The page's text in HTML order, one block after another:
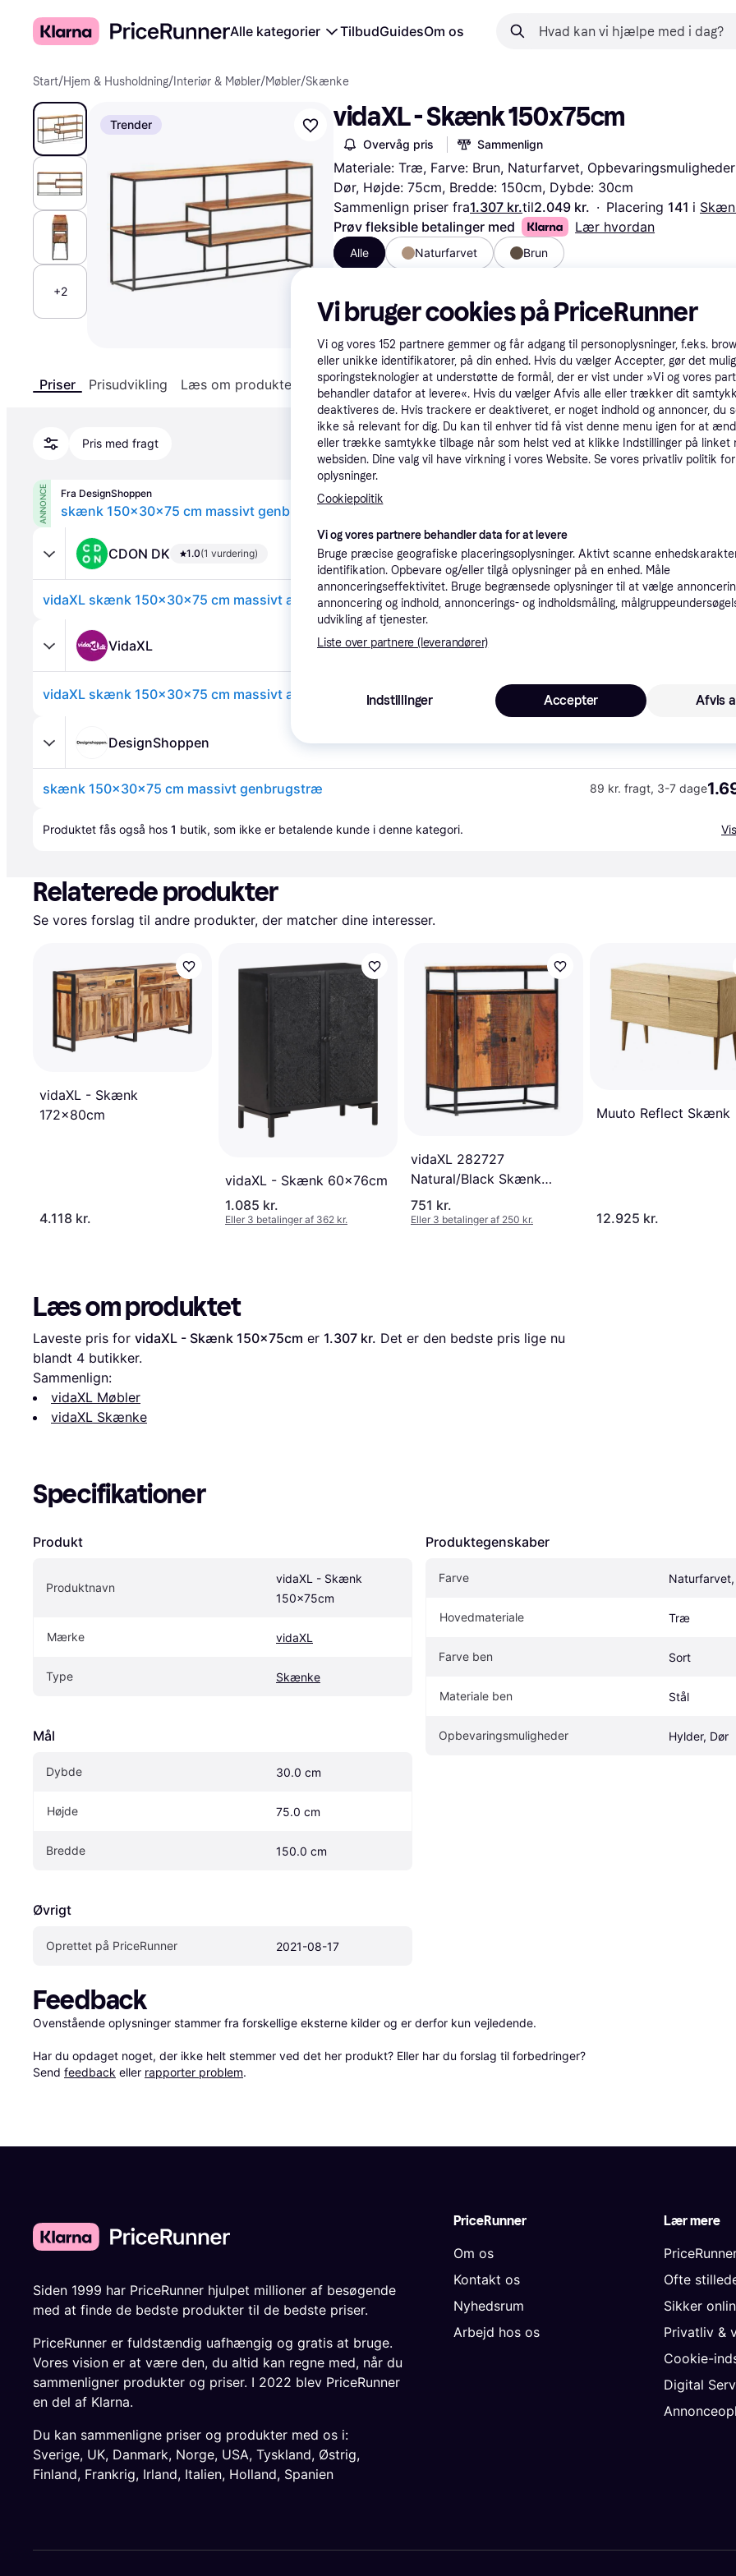
Alle kategorier TilbudGuidesOm os
Start/Hjem & Husholdning/ Interiør & Møbler/Møbler/Skænke
Trender
+2
vidaXL - Skænk 150x75cm
Overvåg pris Sammenlign
Materiale: Træ, Farve: Brun, Naturfarvet,
Dør, Højde: 75cm, Bredde: 150cm, Dybde: 30cm
Sammenlign priser fra1.307 kr.til2.049 kr. · Placering 141 i
Prøv fleksible betalinger med
Lær hvordan
Alle Naturfarvet Brun
Priser Prisudvikling Læs om produktet Specifikationer
Pris med fragt
ANNONCE Fra DesignShoppen
skænk 150x30x75 cm massivt genbrugstræ
CDON DK 1.0(1 vurdering)
vidaXL skænk 150x30x75 cm massivt akacietræ Laveste pris·Fri fragt
VidaXL
vidaXL skænk 150x30x75 cm massivt akacietræ Fri fragt 4 dage
Eller
DesignShoppen
skænk 150x30x75 cm massivt genbrugstræ 89 kr. fragt, 3-7 dage
Produktet fås også hos 1 butik, som ikke er betalende kunde i denne kategori.
Relaterede produkter
Se vores forslag til andre produkter, der matcher dine interesser.
vidaXL - Skænk
172x80cm
4.118 kr.
vidaXL - Skænk 60x76cm
1.085 kr.
Eller 3 betalinger af 362 kr.
vidaXL 282727
Natural/Black Skænk
60x76cm
751 kr.
Eller 3 betalinger af 250 kr.
Muuto Reflect Skænk
12.925 kr.
Læs om produktet
Laveste pris for vidaXL - Skænk 150x75cm er 1.307 kr. Det er den bedste pris lige nu
blandt 4 butikker.
Sammenlign:
vidaXL Møbler
vidaXL Skænke
Specifikationer
Produkt
Produktnavn
vidaXL - Skænk
150x75cm
Mærke vidaXL
Type Skænke
Mål
Dybde 30.0 cm
Højde 75.0 cm
Bredde 150.0 cm
Øvrigt
Oprettet på PriceRunner 2021-08-17
Produktegenskaber
Farve Naturfarvet,
Hovedmateriale Træ
Farve ben Sort
Materiale ben Stål
Opbevaringsmuligheder Hylder, Dør
Feedback
Ovenstående oplysninger stammer fra forskellige eksterne kilder og er derfor kun vejledende.
Har du opdaget noget, der ikke helt stemmer ved det her produkt? Eller har du forslag til forbedringer?
Send feedback eller rapporter problem.
PriceRunner
Om os
Kontakt os
Nyhedsrum
Arbejd hos os
Lær mere
Ofte
Sikker
Privatliv &
Cookie-
Digital
Siden 1999 har PriceRunner hjulpet millioner af besøgende
med at finde de bedste produkter til de bedste priser.
PriceRunner er fuldstændig uafhængig og gratis at bruge.
Vores vision er at være den, du altid kan regne med, når du
sammenligner produkter og priser. I 2022 blev PriceRunner
en del af Klarna.
Du kan sammenligne priser og produkter med os i:
Sverige, UK, Danmark, Norge, USA, Tyskland, Østrig,
Finland, Frankrig, Irland, Italien, Holland, Spanien
Vi bruger cookies på PriceRunner
Vi og vores 152 partnere gemmer og får adgang til personoplysninger, f.eks.
eller unikke identifikatorer, på din enhed. Hvis du vælger Accepter, gør det
sporingsteknologier at understøtte de formål, der er vist under »Vi og vores
behandler datafor at levere«. Hvis du vælger Afvis alle eller trækker dit
deaktiveres de. Hvis trackere er deaktiveret, er noget indhold og annoncer, du
ikke så relevant for dig. Du kan til enhver tid få vist denne menu igen for at
eller trække samtykke tilbage når som helst ved at klikke Indstillinger på linket
websiden. Dine valg vil have virkning i vores Website. Se vores privatliv politik
oplysninger.
Cookiepolitik
Vi og vores partnere behandler data for at levere
Bruge præcise geografiske placeringsoplysninger. Aktivt scanne
identifikation. Opbevare og/eller tilgå oplysninger på en enhed. Måle
annonceringseffektivitet. Bruge begrænsede oplysninger til at vælge
annoncering og indhold, annoncerings- og indholdsmåling,
udvikling af tjenester.
Liste over partnere (leverandører)
Indstillinger Afvis
Accepter